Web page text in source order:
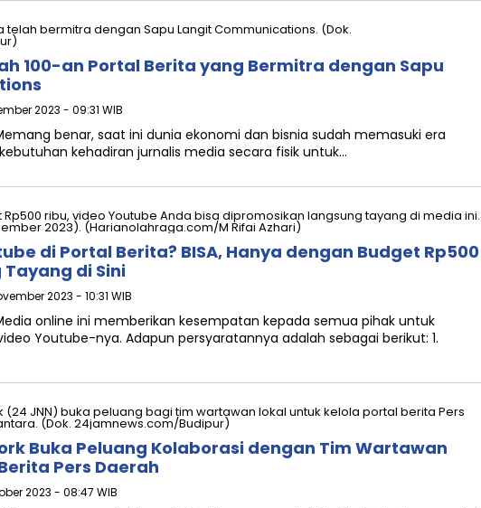
100-an Portal Berita yang Bermitra dengan Sapu
2023 - 09:31 WIB
Memang benar, saat ini dunia ekonomi dan bisnia sudah memasuki era
kehadiran jurnalis media secara fisik untuk…
di Portal Berita? BISA, Hanya dengan Budget Rp500
Tayang di Sini
2023 - 10:31 WIB
Media online ini memberikan kesempatan kepada semua pihak untuk
Youtube-nya. Adapun persyaratannya adalah sebagai berikut: 1.
Buka Peluang Kolaborasi dengan Tim Wartawan
Pers Daerah
2023 - 08:47 WIB